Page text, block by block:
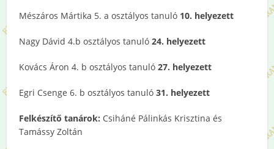
Mészáros Mártika 5. a osztályos tanuló 10. helyezett
Nagy Dávid 4.b osztályos tanuló 24. helyezett
Kovács Áron 4. b osztályos tanuló27. helyezett
Egri Csenge 6. b osztályos tanuló31. helyezett
Felkészítő tanárok: Csiháné Pálinkás Krisztina és
Tamássy Zoltán